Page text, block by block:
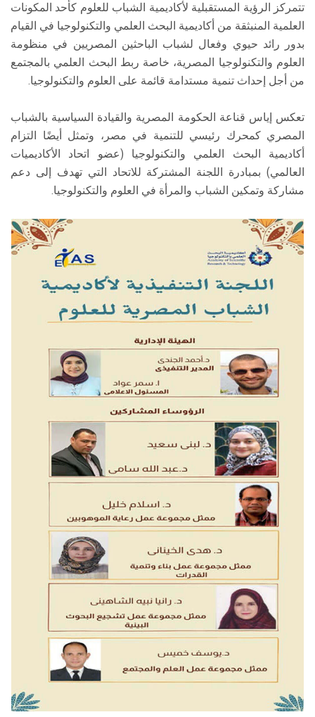
تتمركز الرؤية المستقبلية لأكاديمية الشباب للعلوم كأحد المكونات
العلمية المنبثقة من أكاديمية البحث العلمي والتكنولوجيا في القيام
بدور رائد حيوي وفعال لشباب الباحثين المصريين في منظومة
العلوم والتكنولوجيا المصرية، خاصة ربط البحث العلمي بالمجتمع
من أجل إحداث تنمية مستدامة قائمة على العلوم والتكنولوجيا.
تعكس إياس قناعة الحكومة المصرية والقيادة السياسية بالشباب
المصري كمحرك رئيسي للتنمية في مصر، وتمثل أيضًا التزام
أكاديمية البحث العلمي والتكنولوجيا (عضو اتحاد الأكاديميات
العالمي) بمبادرة اللجنة المشتركة للاتحاد التي تهدف إلى دعم
مشاركة وتمكين الشباب والمرأة في العلوم والتكنولوجيا.